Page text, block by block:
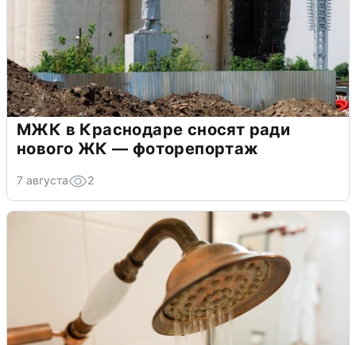
МЖК в Краснодаре сносят ради
нового ЖК — фоторепортаж
7 августа 2